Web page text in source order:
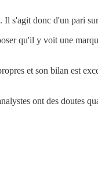
s'agit donc d'un pari
qu'il y voit une
et son bilan est
ont des doutes